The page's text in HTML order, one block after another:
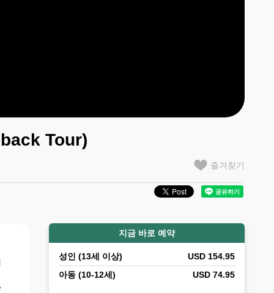
Tour)
즐겨찾기
지금 바로 예약
성인 (13세 이상)
USD 154.95
아동 (10-12세)
USD 74.95